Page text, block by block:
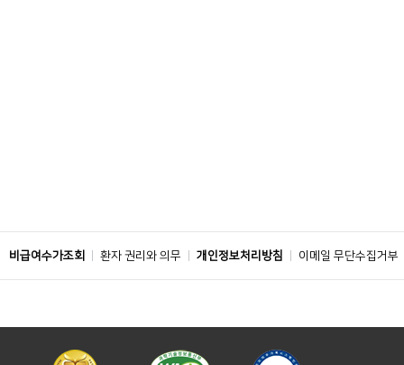
비급여수가조회 환자 권리와 의무 개인정보처리방침 이메일 무단수집거부